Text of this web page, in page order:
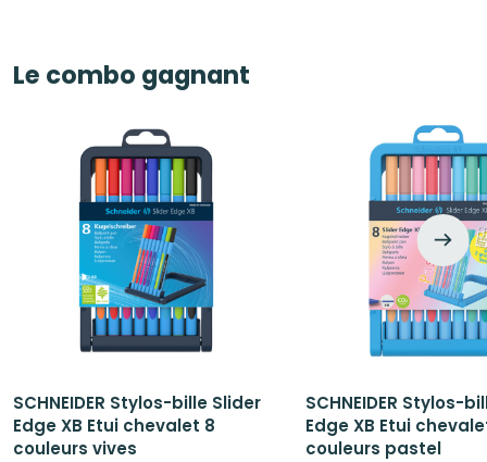
Le combo gagnant
SCHNEIDER Stylos-bille Slider
Edge XB Etui chevalet 8
couleurs vives
SCHNEIDER Stylos-
Edge XB Etui
couleurs pastel